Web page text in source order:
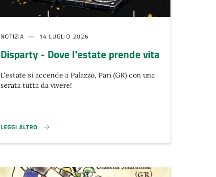
NOTIZIA 14 LUGLIO 2026
Disparty - Dove l'estate prende vita
L'estate si accende a Palazzo, Pari (GR) con una
serata tutta da vivere!
LEGGI ALTRO
DISPARTY - DOVE L'ESTATE PRENDE VITA}